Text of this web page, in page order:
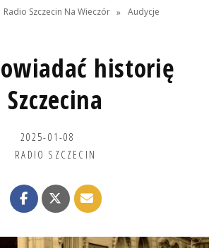
Radio Szczecin Na Wieczór » Audycje
historię
Szczecina
2025-01-08
RADIO SZCZECIN